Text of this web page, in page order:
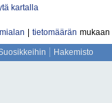
kartalla
tietomäärän mukaan
Hakemisto